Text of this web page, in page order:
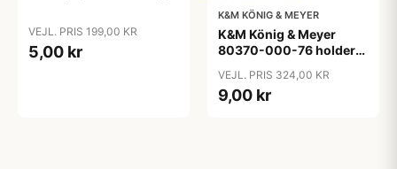
VEJL. PRIS 199,00 KR
5,00 kr
K&M KÖNIG & MEYER
K&M König & Meyer
80370-000-76 holder
VEJL. PRIS 324,00 KR
9,00 kr